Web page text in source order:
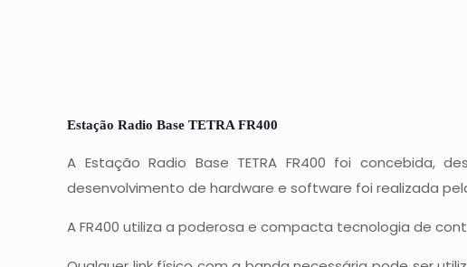
Estação Radio Base TETRA FR400
A Estação Radio Base TETRA FR400 foi concebida,
desenvolvimento de hardware e software foi realizada
A FR400 utiliza a poderosa e compacta tecnologia de